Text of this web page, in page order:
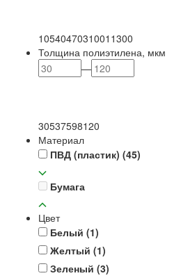
1054047031001 1300
Толщина полиэтилена, мкм
—
30537598120
Материал
ПВД (пластик) (45)
Бумага
Цвет
Белый (1)
Желтый (1)
Зеленый (3)